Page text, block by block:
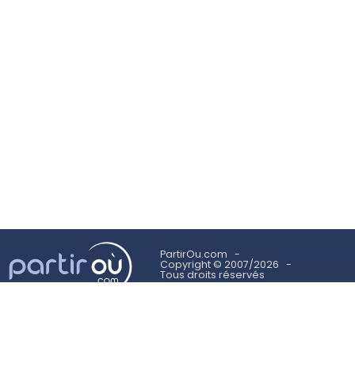
PartirOu.com
Copyright © 2007/2026
Tous droits réservés